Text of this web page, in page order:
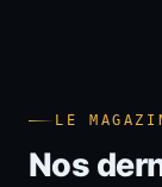
LE
Nos